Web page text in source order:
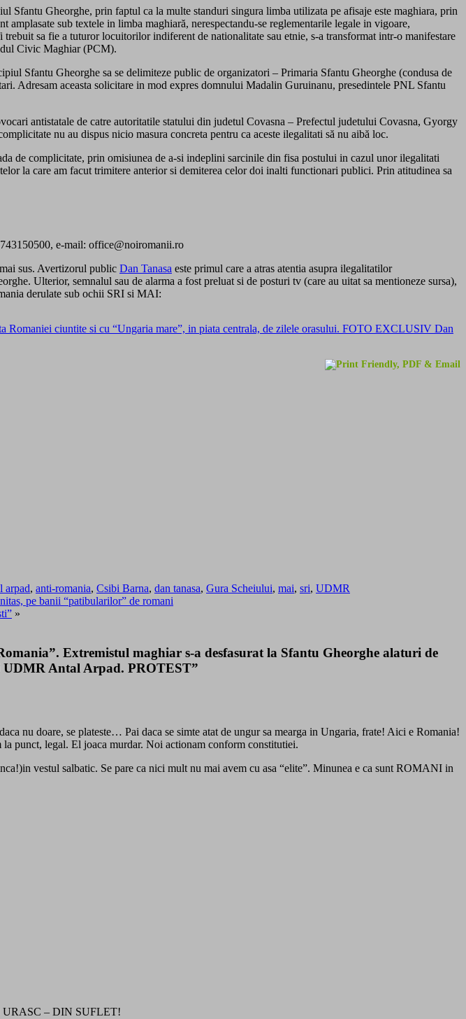
Sfantu Gheorghe, prin faptul ca la multe standuri singura limba utilizata pe afisaje este maghiara, prin
sub textele in limba maghiară, nerespectandu-se reglementarile legale in vigoare,
sa fie a tuturor locuitorilor indiferent de nationalitate sau etnie, s-a transformat intr-o manifestare
Civic Maghiar (PCM).
Sfantu Gheorghe sa se delimiteze public de organizatori – Primaria Sfantu Gheorghe (condusa de
Adresam aceasta solicitare in mod expres domnului Madalin Guruinanu, presedintele PNL Sfantu
antistatale de catre autoritatile statului din judetul Covasna – Prefectul judetului Covasna, Gyorgy
nu au dispus nicio masura concreta pentru ca aceste ilegalitati să nu aibă loc.
de complicitate, prin omisiunea de a-si indeplini sarcinile din fisa postului in cazul unor ilegalitati
la care am facut trimitere anterior si demiterea celor doi inalti functionari publici. Prin atitudinea sa
e-mail: office@noiromanii.ro
sus. Avertizorul public Dan Tanasa este primul care a atras atentia asupra ilegalitatilor
Ulterior, semnalul sau de alarma a fost preluat si de posturi tv (care au uitat sa mentioneze sursa),
derulate sub ochii SRI si MAI:
ciuntite si cu “Ungaria mare”, in piata centrala, de zilele orasului. FOTO EXCLUSIV Dan
arpad, anti-romania, Csibi Barna, dan tanasa, Gura Scheiului, mai, sri, UDMR
pe banii “patibularilor” de romani
»
Extremistul maghiar s-a desfasurat la Sfantu Gheorghe alaturi de
Antal Arpad. PROTEST”
nu doare, se plateste… Pai daca se simte atat de ungur sa mearga in Ungaria, frate! Aici e Romania!
la punct, legal. El joaca murdar. Noi actionam conform constitutiei.
vestul salbatic. Se pare ca nici mult nu mai avem cu asa “elite”. Minunea e ca sunt ROMANI in
– DIN SUFLET!